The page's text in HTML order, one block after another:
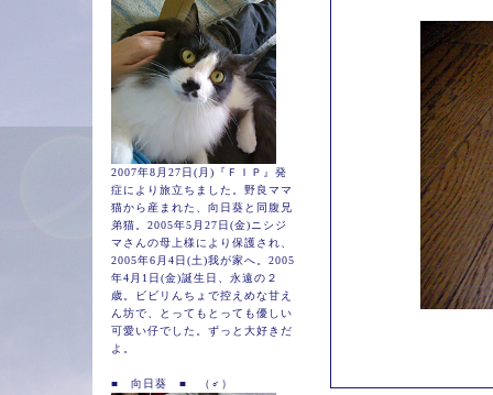
2007年8月27日(月)『ＦＩＰ』発
症により旅立ちました。野良ママ
猫から産まれた、向日葵と同腹兄
弟猫。2005年5月27日(金)ニシジ
マさんの母上様により保護され、
2005年6月4日(土)我が家へ。2005
年4月1日(金)誕生日、永遠の２
歳。ビビリんちょで控えめな甘え
ん坊で、とってもとっても優しい
可愛い仔でした。ずっと大好きだ
よ。
■ 向日葵 ■ （♂）